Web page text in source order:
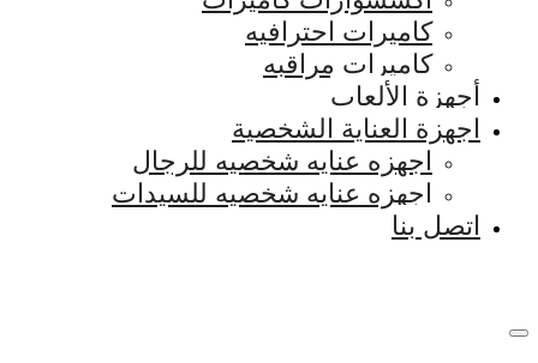
كاميرات احترافيه
كاميرات مراقبه
أجهزة الألعاب
اجهزة العناية الشخصية
اجهزه عنايه شخصيه للرجال
اجهزه عنايه شخصيه للسيدات
اتصل بنا